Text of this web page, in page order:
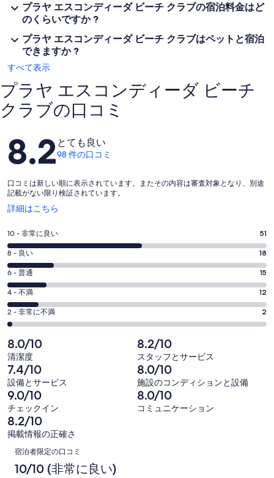
プラヤ エスコンディーダ ビーチ クラブの宿泊料金はど
のくらいですか ?
プラヤ エスコンディーダ ビーチ クラブはペットと宿泊
できますか ?
すべて表示
プラヤ エスコンディーダ ビーチ
クラブの口コミ
口
コ
8.2 とても良い
98 件の口コミ
口コミは新しい順に表示されています。またその内容は審査対象となり、別途
記載がない限り検証されています。
詳細はこちら
新
い
ウ
ィ
ン
ド
ウ
で
開
く
評
価
10
-
98
件
の
口
コ
ミ
中
51
件
が
非
常
に
良
10 - 非常に良い 51
評
価
8
-
98
件
口
コ
ミ
中
18
件
が
良
い
8 - 良い 18
評
価
6
-
98
件
の
口
コ
ミ
中
15
件
が
6 - 普通 15
評
価
4
98
件
の
口
コ
ミ
中
12
件
が
4 - 不満 12
評
価
2
-
98
件
の
口
コ
ミ
中
2 - 非常に不満 2
8.0/10
清潔度
8.2/10
スタッフとサービス
7.4/10
設備とサービス
8.0/10
施設のコンディションと設備
9.0/10
チェックイン
8.0/10
コミュニケーション
8.2/10
掲載情報の正確さ
口
コ
宿泊者限定の口コミ
10/10 (非常に良い)